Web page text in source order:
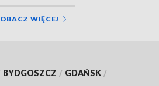
WIĘCEJ
BYDGOSZCZ / GDAŃSK /